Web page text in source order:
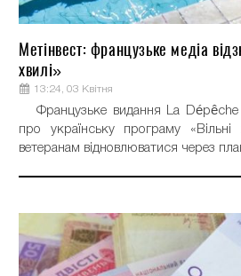
Метінвест: французьке медіа
хвилі»
13:24, 03 Квітня
Французьке видання La Dépêche
про українську програму «Вільні
ветеранам відновлюватися через